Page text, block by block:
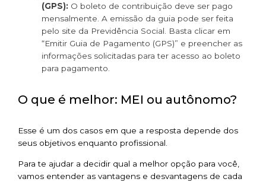
(GPS): O boleto de contribuição deve ser pago
mensalmente. A emissão da guia pode ser feita
pelo site da Previdência Social. Basta clicar em
“Emitir Guia de Pagamento (GPS)” e preencher as
informações solicitadas para ter acesso ao boleto
para pagamento.
O que é melhor: MEI ou autônomo?
Esse é um dos casos em que a resposta depende dos
seus objetivos enquanto profissional.
Para te ajudar a decidir qual a melhor opção para você,
vamos entender as vantagens e desvantagens de cada